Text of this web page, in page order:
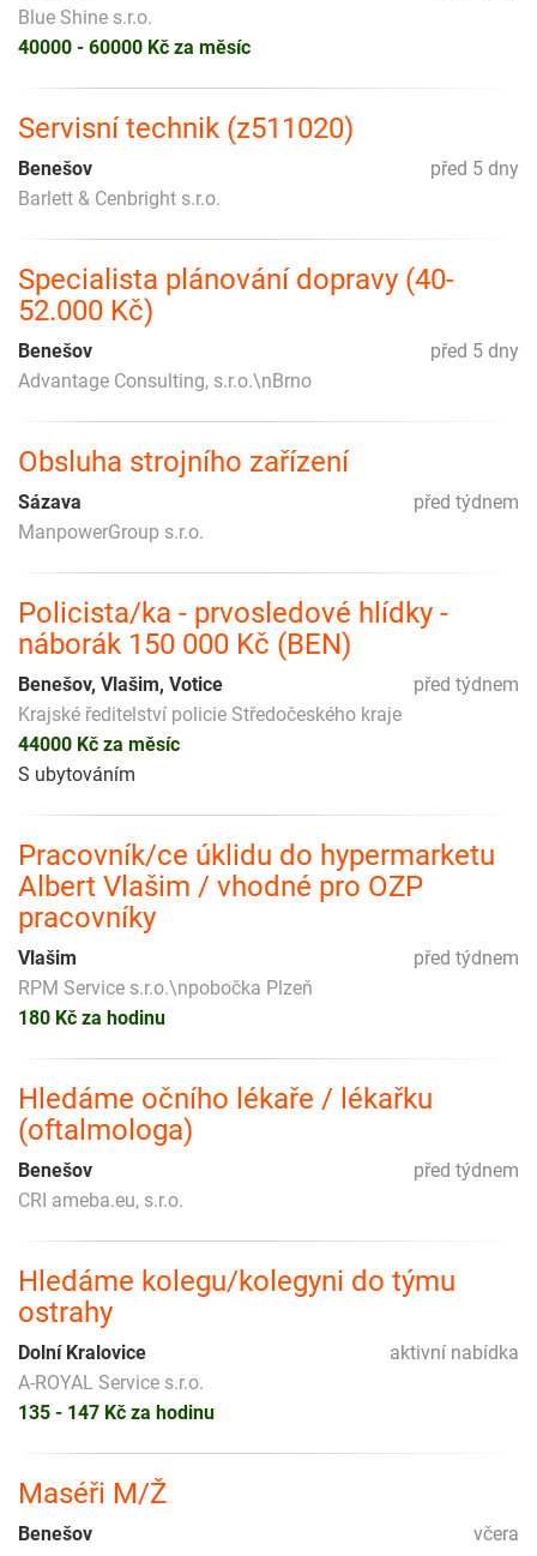
Blue Shine s.r.o.
40000 - 60000 Kč za měsíc
Servisní technik (z511020)
před 5 dny
Benešov
Barlett & Cenbright s.r.o.
Specialista plánování dopravy (40-
52.000 Kč)
před 5 dny
Benešov
Advantage Consulting, s.r.o.\nBrno
Obsluha strojního zařízení
před týdnem
Sázava
ManpowerGroup s.r.o.
Policista/ka - prvosledové hlídky -
náborák 150 000 Kč (BEN)
před týdnem
Benešov, Vlašim, Votice
Krajské ředitelství policie Středočeského kraje
44000 Kč za měsíc
S ubytováním
Pracovník/ce úklidu do hypermarketu
Albert Vlašim / vhodné pro OZP
pracovníky
před týdnem
Vlašim
RPM Service s.r.o.\npobočka Plzeň
180 Kč za hodinu
Hledáme očního lékaře / lékařku
(oftalmologa)
před týdnem
Benešov
CRI ameba.eu, s.r.o.
Hledáme kolegu/kolegyni do týmu
ostrahy
aktivní nabídka
Dolní Kralovice
A-ROYAL Service s.r.o.
135 - 147 Kč za hodinu
Maséři M/Ž
včera
Benešov